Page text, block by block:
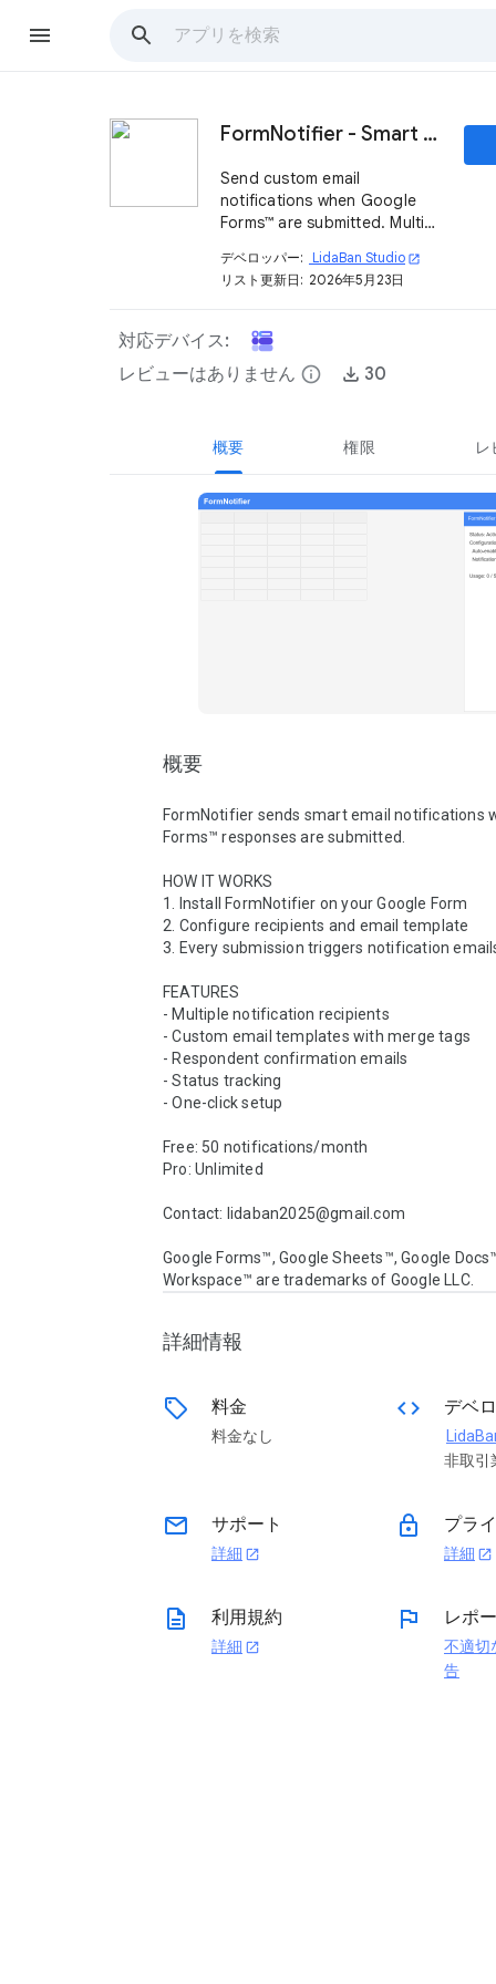
FormNotifier - Smart Form Notifications
Send custom email
notifications when Google
Forms™ are submitted. Multi-
merge tags.
デベロッパー: LidaBan Studio open_in_new
リスト更新日: 2026年5月23日
対応デバイス:
レビューはありません info 30
概要 権限 レ
概要
FormNotifier sends smart email notifications
Forms™ responses are submitted.
HOW IT WORKS
1. Install FormNotifier on your Google Form
2. Configure recipients and email template
3. Every submission triggers notification
FEATURES
- Multiple notification recipients
- Custom email templates with merge tags
- Respondent confirmation emails
- Status tracking
- One-click setup
Free: 50 notifications/month
Pro: Unlimited
Contact: lidaban2025@gmail.com
Google Forms™, Google Sheets™, Google
Workspace™ are trademarks of Google LLC.
詳細情報
sell 料金
料金なし
code デベ
非取引
email サポート
詳細 open_in_new
lock プラ
詳細 open_in_new
description 利用規約
詳細 open_in_new
flag レポ
不適切
告